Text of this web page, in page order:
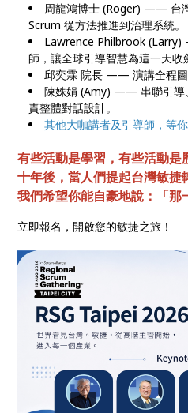
周龍鴻博士 (Roger) —— 台
Scrum 從方法推進到治理系統。
Lawrence Philbrook
師，讓全球引導智慧為這一天收
邱奕霖 院長 —— 演講全程
陳姝娟 (Amy) —— 串聯引導
責整體對話設計。
其他大咖講者及引導師，等
有些活動是學習，有些活動是
十年後，當人們提起台灣敏捷
我們希望你能自豪地說：「那
立即報名，開啟您的敏捷之旅！